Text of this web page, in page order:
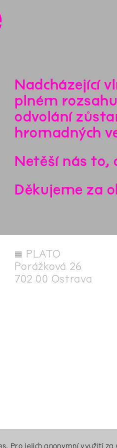
Nadcházející
plném
odvolání
hromadných
Netěší nás to,
Děkujeme za
◊ PLATO
Porážková 26
702 00 Ostrava
Pro jejich anonymní využití